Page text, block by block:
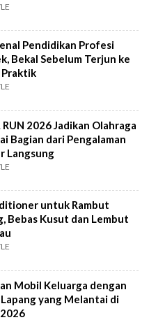
Pendidikan Profesi
Bekal Sebelum Terjun ke
Praktik
RUN 2026 Jadikan Olahraga
Bagian dari Pengalaman
Langsung
untuk Rambut
Bebas Kusut dan Lembut
Mobil Keluarga dengan
yang Melantai di